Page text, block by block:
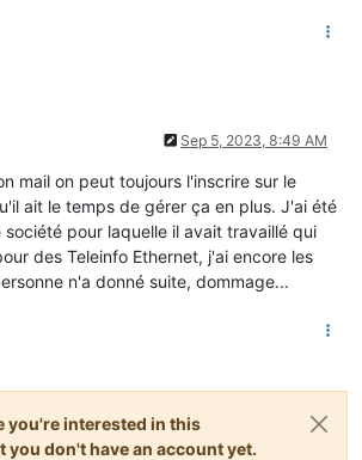
Sep 5, 2023, 8:49 AM
mail on peut toujours l'inscrire sur le
ait le temps de gérer ça en plus. J'ai été
pour laquelle il avait travaillé qui
des Teleinfo Ethernet, j'ai encore les
n'a donné suite, dommage...
you're interested in this
you don't have an account yet.